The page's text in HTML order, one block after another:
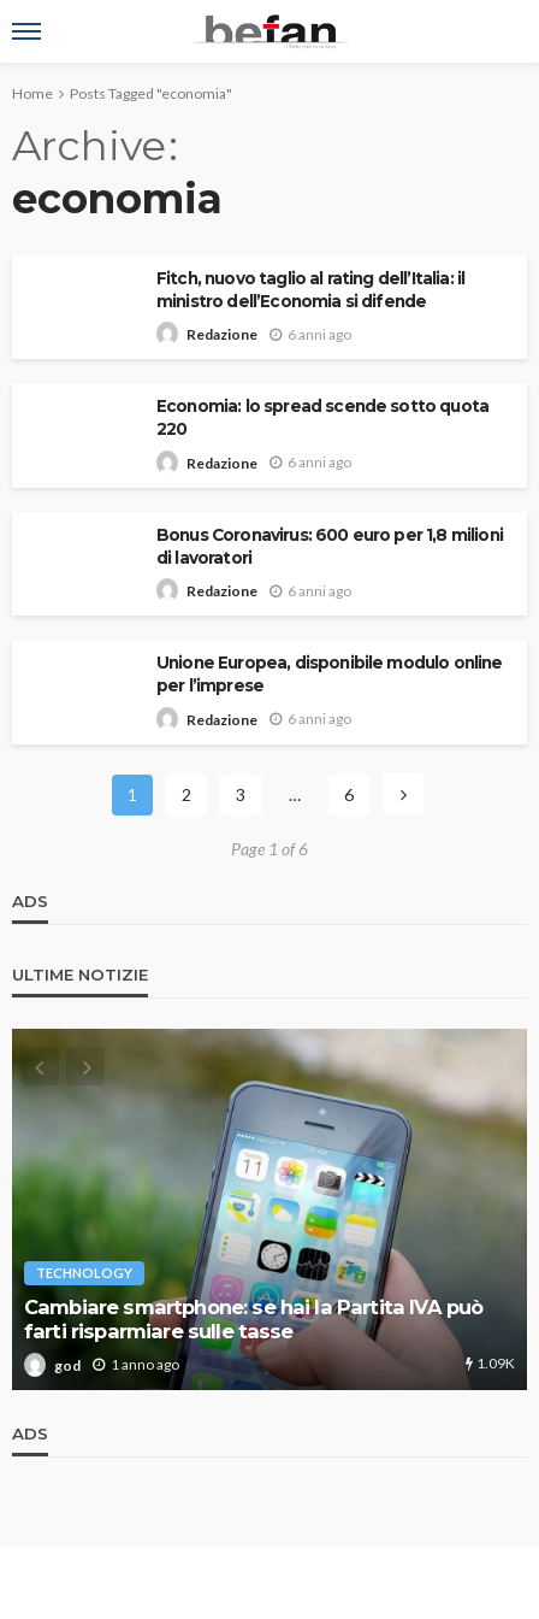
Home Posts Tagged "economia"
Archive
economia
Fitch, nuovo taglio al rating dell’Italia: il
ministro dell’Economia si difende
Redazione 6 anni ago
Economia: lo spread scende sotto quota
220
Redazione 6 anni ago
Bonus Coronavirus: 600 euro per 1,8 milioni
di lavoratori
Redazione 6 anni ago
Unione Europea, disponibile modulo online
per l’imprese
Redazione 6 anni ago
1 2 3 … 6
Page 1 of 6
ADS
ULTIME NOTIZIE
TECHNOLOGY
Cambiare smartphone: se hai la Partita IVA può
farti risparmiare sulle tasse
god 1 anno ago 1.09K
ADS